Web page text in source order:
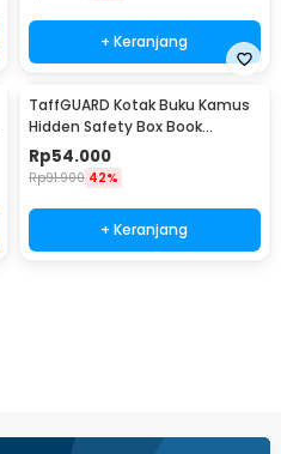
+ Keranjang
TaffGUARD Kotak Buku Kamus
Hidden Safety Box Book
Password Lock Size S - KB-10P
Rp54.000
Rp91.900 42%
+ Keranjang